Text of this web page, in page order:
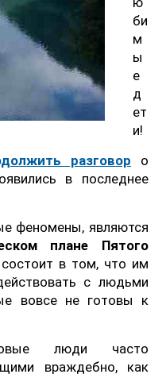
би
м
ы
е
д
ет
и!
разговор о
в последнее
феномены, являются
плане Пятого
в том, что им
с людьми
вовсе не готовы к
люди часто
враждебно, как